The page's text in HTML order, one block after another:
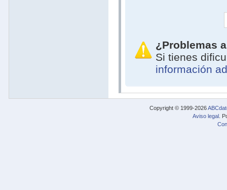
¿Problemas
Si tienes
información
Copyright © 1999-2026
Aviso legal .